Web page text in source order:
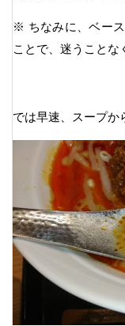
※ ちなみに、ベー
ことで、迷うことな
では早速、スープか